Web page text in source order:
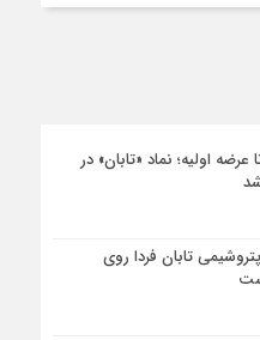
عرضه اولیه؛ نماد «تابان» در
تابان فردا روی